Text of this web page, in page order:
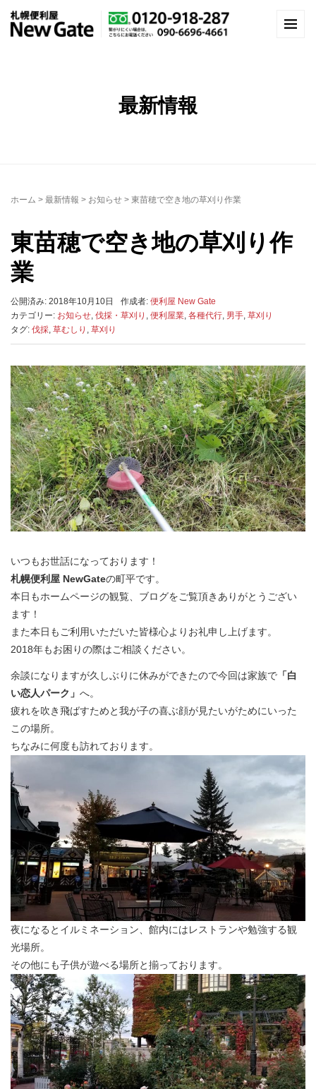
最新情報
ホーム > 最新情報 > お知らせ > 東苗穂で空き地の草刈り作業
東苗穂で空き地の草刈り作
業
公開済み: 2018年10月10日 作成者: 便利屋 New Gate
カテゴリー: お知らせ, 伐採・草刈り , 便利屋業, 各種代行, 男手, 草刈り
タグ: 伐採, 草むしり , 草刈り
いつもお世話になっております！
札幌便利屋 NewGateの町平です。
本日もホームページの観覧、ブログをご覧頂きありがとうござい
ます！
また本日もご利用いただいた皆様心よりお礼申し上げます。
2018年もお困りの際はご相談ください。
余談になりますが久しぶりに休みができたので今回は家族で 「白
い恋人パーク」 へ。
疲れを吹き飛ばすためと我が子の喜ぶ顔が見たいがためにいった
この場所。
ちなみに何度も訪れております。
夜になるとイルミネーション、館内にはレストランや勉強する観
光場所。
その他にも子供が遊べる場所と揃っております。